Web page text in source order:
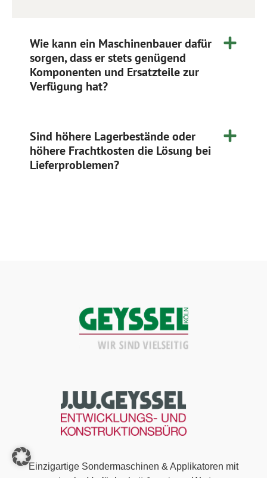
Wie kann ein Maschinenbauer dafür
sorgen, dass er stets genügend
Komponenten und Ersatzteile zur
Verfügung hat?
Sind höhere Lagerbestände oder
höhere Frachtkosten die Lösung bei
Lieferproblemen?
Einzigartige Sondermaschinen & Applikatoren mit